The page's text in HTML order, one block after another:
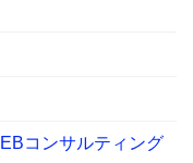
コンサルティング